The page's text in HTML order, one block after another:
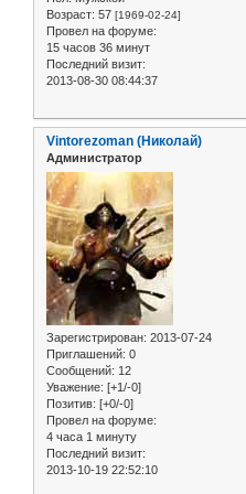
Возраст: 57 [1969-02-24]
Провел на форуме:
15 часов 36 минут
Последний визит:
2013-08-30 08:44:37
Vintorezoman (Николай)
Администратор
Зарегистрирован: 2013-07-24
Приглашений: 0
Сообщений: 12
Уважение: [+1/-0]
Позитив: [+0/-0]
Провел на форуме:
4 часа 1 минуту
Последний визит:
2013-10-19 22:52:10